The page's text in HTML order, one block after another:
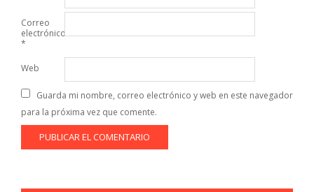
Correo
electrónico
*
Web
Guarda mi nombre, correo electrónico y web en este navegador
para la próxima vez que comente.